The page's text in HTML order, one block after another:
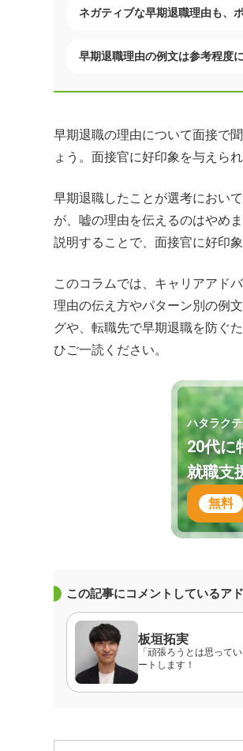
ネガティブな早期退職理由も、
早期退職理由の例文は参考程度
早期退職の理由について面接で
ょう。面接官に好印象を与えら
早期退職したことが選考におい
が、嘘の理由を伝えるのはやめ
説明することで、面接官に好印
このコラムでは、キャリアアド
理由の伝え方やパターン別の例
グや、転職先で早期退職を防ぐ
ひご一読ください。
ハタラク
20代に
就職支
無料
この記事にコメントしているア
板垣拓実
「頑張ろうとは思って
ートします！